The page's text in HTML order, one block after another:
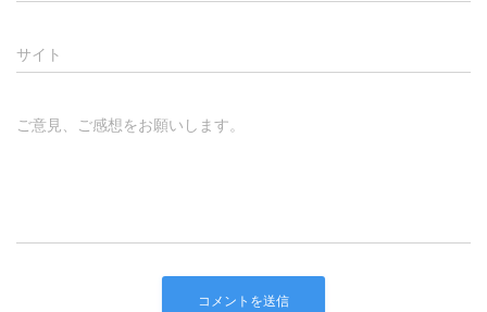
サイト
ご意見、ご感想をお願いします。